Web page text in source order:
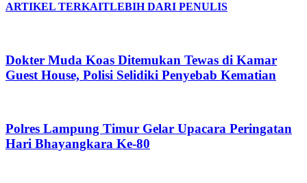
ARTIKEL TERKAITLEBIH DARI PENULIS
Dokter Muda Koas Ditemukan Tewas di Kamar
Guest House, Polisi Selidiki Penyebab Kematian
Polres Lampung Timur Gelar Upacara Peringatan
Hari Bhayangkara Ke-80